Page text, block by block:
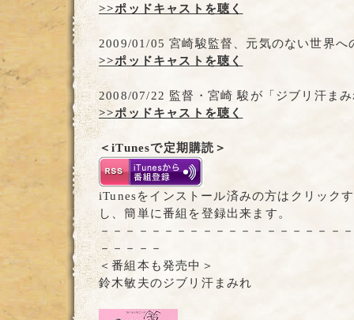
>>ポッドキャストを聴く
2009/01/05 宮崎駿監督、元気のない世界へ
>>ポッドキャストを聴く
2008/07/22 監督・宮崎 駿が「ジブリ汗ま
>>ポッドキャストを聴く
＜iTunesで定期購読＞
iTunesをインストール済みの方はクリック
し、簡単に番組を登録出来ます。
－－－－－－－－－－－－－－－－－－－
－－－－－
＜番組本も発売中＞
鈴木敏夫のジブリ汗まみれ